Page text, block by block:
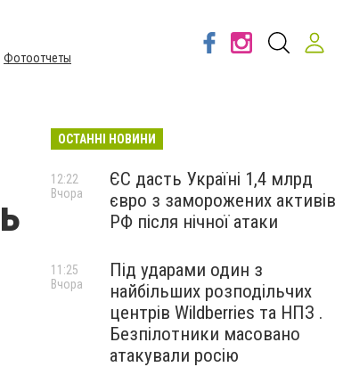
Фотоотчеты
ОСТАННІ НОВИНИ
ЄС дасть Україні 1,4 млрд
євро з заморожених активів
РФ після нічної атаки
12:22
Вчора
Під ударами один з
найбільших розподільчих
центрів Wildberries та НПЗ .
Безпілотники масовано
атакували росію
11:25
Вчора